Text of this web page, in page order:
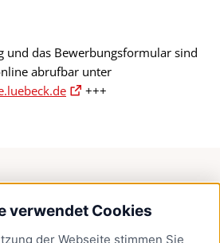
verwendet Cookies
der Webseite stimmen Sie
und das Bewerbungsformular sind
abrufbar unter
+++